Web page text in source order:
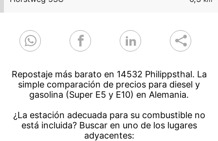
Repostaje más barato en 14532 Philippsthal. La
simple comparación de precios para diesel y
gasolina (Super E5 y E10) en Alemania.
¿La estación adecuada para su combustible no
está incluida? Buscar en uno de los lugares
adyacentes: